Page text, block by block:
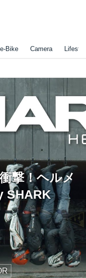
e-Bike Camera
撃！ヘルメ
SHARK